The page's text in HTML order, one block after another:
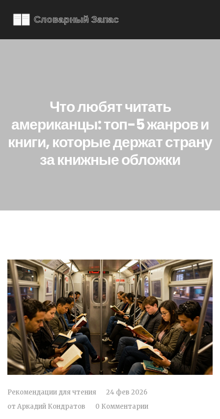
Что любят читать
американцы: топ-5 жанров и
книги, которые держат страну
за книжные обложки
Рекомендации для чтения
24 фев 2026
от Аркадий Кондратов 0 Комментарии